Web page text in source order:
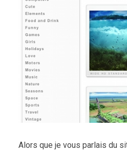
Alors que je vous parlais du